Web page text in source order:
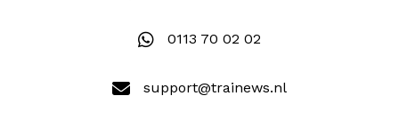
0113 70 02 02
support@trainews.nl